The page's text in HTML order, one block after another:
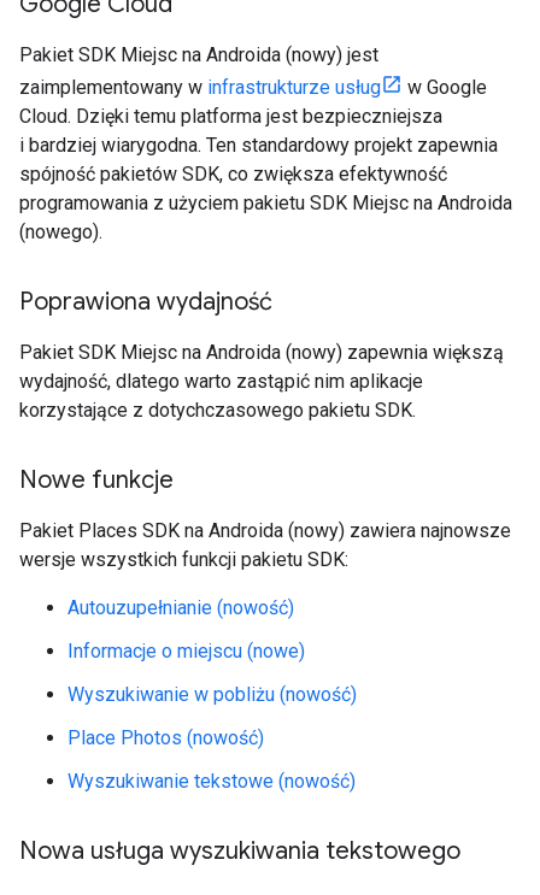
Pakiet SDK Miejsc na Androida (nowy) jest
zaimplementowany w infrastrukturze usług
w Google
Cloud. Dzięki temu platforma jest bezpieczniejsza
i bardziej wiarygodna. Ten standardowy projekt zapewnia
spójność pakietów SDK, co zwiększa efektywność
programowania z użyciem pakietu SDK Miejsc na Androida
(nowego).
Poprawiona wydajność
Pakiet SDK Miejsc na Androida (nowy) zapewnia większą
wydajność, dlatego warto zastąpić nim aplikacje
korzystające z dotychczasowego pakietu SDK.
Nowe funkcje
Pakiet Places SDK na Androida (nowy) zawiera najnowsze
wersje wszystkich funkcji pakietu SDK:
Autouzupełnianie (nowość)
Informacje o miejscu (nowe)
Wyszukiwanie w pobliżu (nowość)
Place Photos (nowość)
Wyszukiwanie tekstowe (nowość)
Nowa usługa wyszukiwania tekstowego